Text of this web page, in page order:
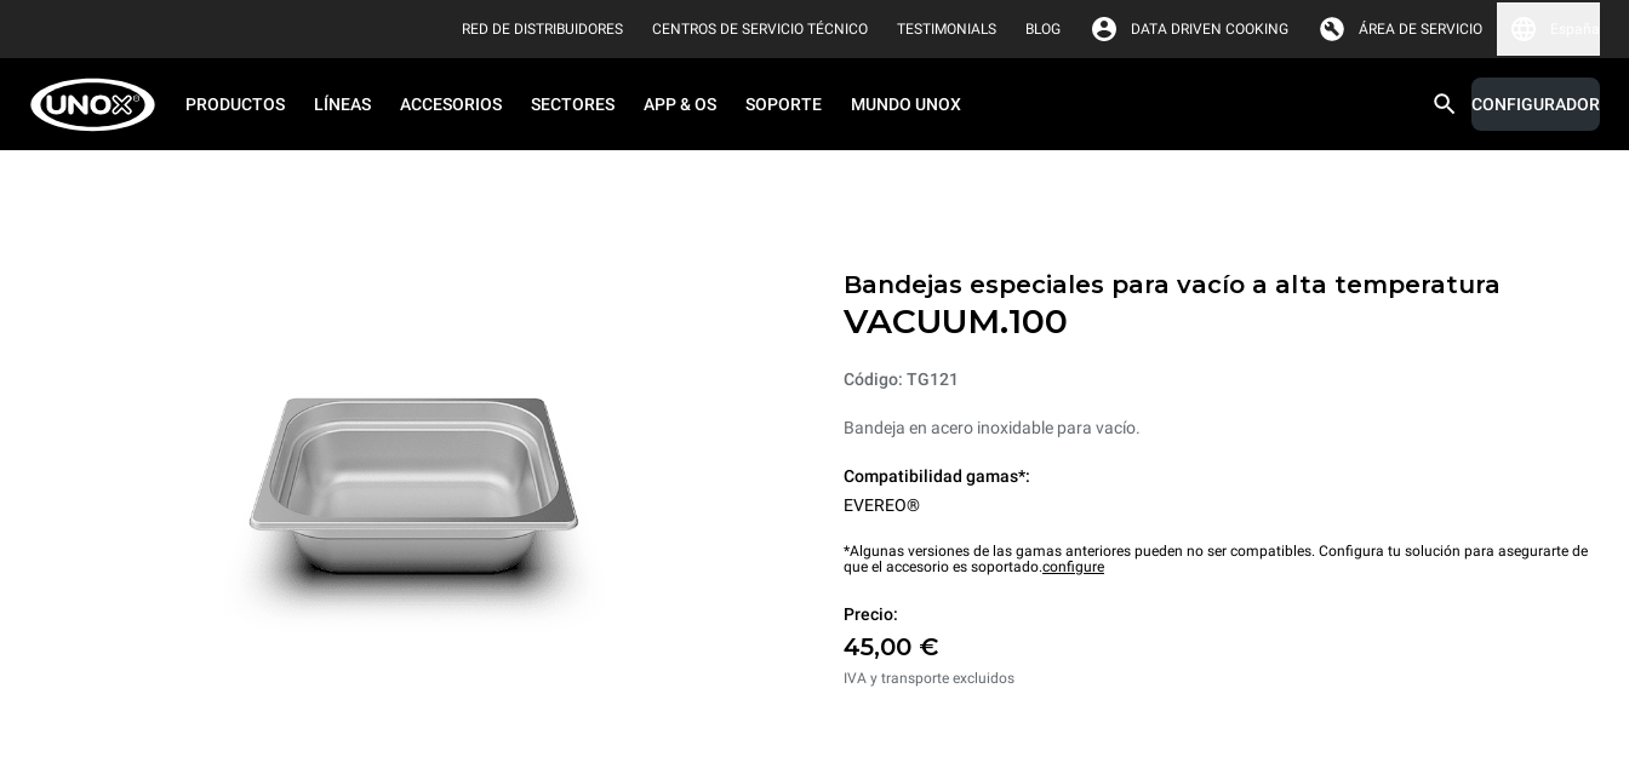
RED DE DISTRIBUIDORES CENTROS DE SERVICIO TÉCNICO TESTIMONIALS BLOG DATA DRIVEN COOKING ÁREA DE SERVICIO
PRODUCTOS LÍNEAS ACCESORIOS SECTORES APP & OS SOPORTE MUNDO UNOX CONFIGURADOR
Bandejas especiales para vacío a alta temperatura
VACUUM.100
Código: TG121
Bandeja en acero inoxidable para vacío.
Compatibilidad gamas*:
EVEREO®
*Algunas versiones de las gamas anteriores pueden no ser compatibles. Configura tu solución para asegurarte de
que el accesorio es soportado.configure
Precio:
45,00 €
IVA y transporte excluidos